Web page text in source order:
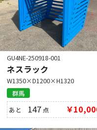
GU4NE-250918-001
ネスラック
W1350×D1200×H1320
群馬
あと 147 点 ￥